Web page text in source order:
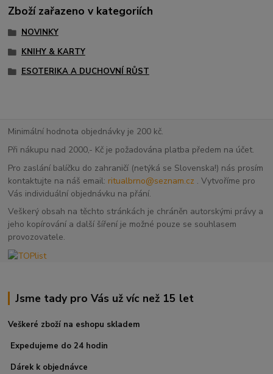
Zboží zařazeno v kategoriích
NOVINKY
KNIHY & KARTY
ESOTERIKA A DUCHOVNÍ RŮST
Minimální hodnota objednávky je 200 kč.
Při nákupu nad 2000,- Kč je požadována platba předem na účet.
Pro zaslání balíčku do zahraničí (netýká se Slovenska!) nás prosím
kontaktujte na náš email: ritualbrno@seznam.cz . Vytvoříme pro
Vás individuální objednávku na přání.
Veškerý obsah na těchto stránkách je chráněn autorskými právy a
jeho kopírování a další šíření je možné pouze se souhlasem
provozovatele.
Jsme tady pro Vás už víc než 15 let
Veškeré zboží na eshopu skladem
Expedujeme do 24 hodin
Dárek k objednávce